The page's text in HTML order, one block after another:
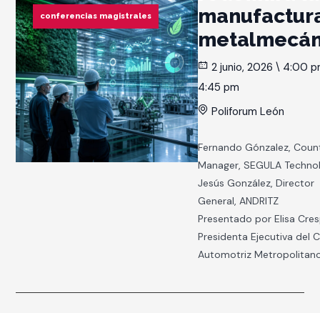
conferencias magistrales
2 junio, 2026 \ 4:00
4:45 pm
Poliforum León
Fernando Gónzalez,
Manager, SEGULA
Jesús González, Director
General, ANDRITZ
Presentado por Elisa
Presidenta Ejecutiva del
Automotriz